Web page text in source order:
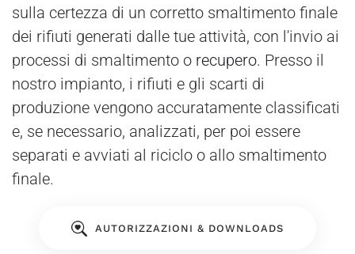
sulla certezza di un corretto smaltimento finale
dei rifiuti generati dalle tue attività, con l'invio ai
processi di smaltimento o recupero. Presso il
nostro impianto, i rifiuti e gli scarti di
produzione vengono accuratamente classificati
e, se necessario, analizzati, per poi essere
separati e avviati al riciclo o allo smaltimento
finale.
AUTORIZZAZIONI & DOWNLOADS